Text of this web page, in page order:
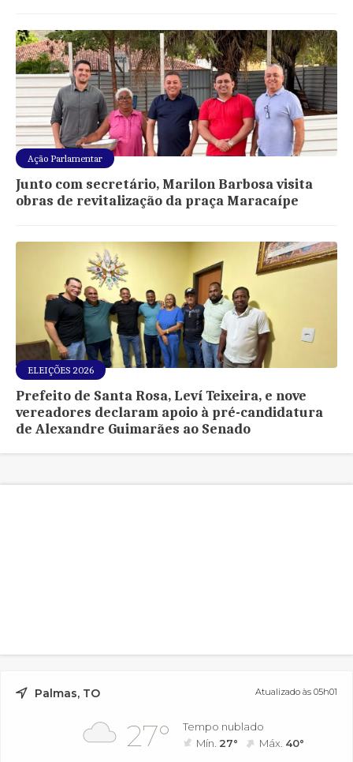
Ação Parlamentar
Junto com secretário, Marilon Barbosa visita
obras de revitalização da praça Maracaípe
ELEIÇÕES 2026
Prefeito de Santa Rosa, Leví Teixeira, e nove
vereadores declaram apoio à pré-candidatura
de Alexandre Guimarães ao Senado
Palmas, TO Atualizado às 05h01
27°
Tempo nublado
Mín. 27° Máx. 40°